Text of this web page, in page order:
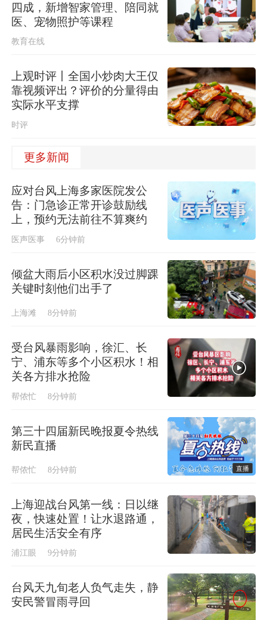
四成，新增智家管理、陪同就
医、宠物照护等课程
教育在线
上观时评丨全国小炒肉大王仅
靠视频评出？评价的分量得由
实际水平支撑
时评
更多新闻
应对台风上海多家医院发公
告：门急诊正常开诊鼓励线
上，预约无法前往不算爽约
医声医事 6分钟前
倾盆大雨后小区积水没过脚踝
关键时刻他们出手了
上海滩 8分钟前
受台风暴雨影响，徐汇、长
宁、浦东等多个小区积水！相
关各方排水抢险
帮侬忙 8分钟前
第三十四届新民晚报夏令热线
新民直播
帮侬忙 8分钟前 直播
上海迎战台风第一线：日以继
夜，快速处置！让水退路通，
居民生活安全有序
浦江眼 9分钟前
台风天九旬老人负气走失，静
安民警冒雨寻回